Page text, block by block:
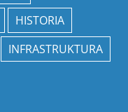
HISTORIA
INFRASTRUKTURA